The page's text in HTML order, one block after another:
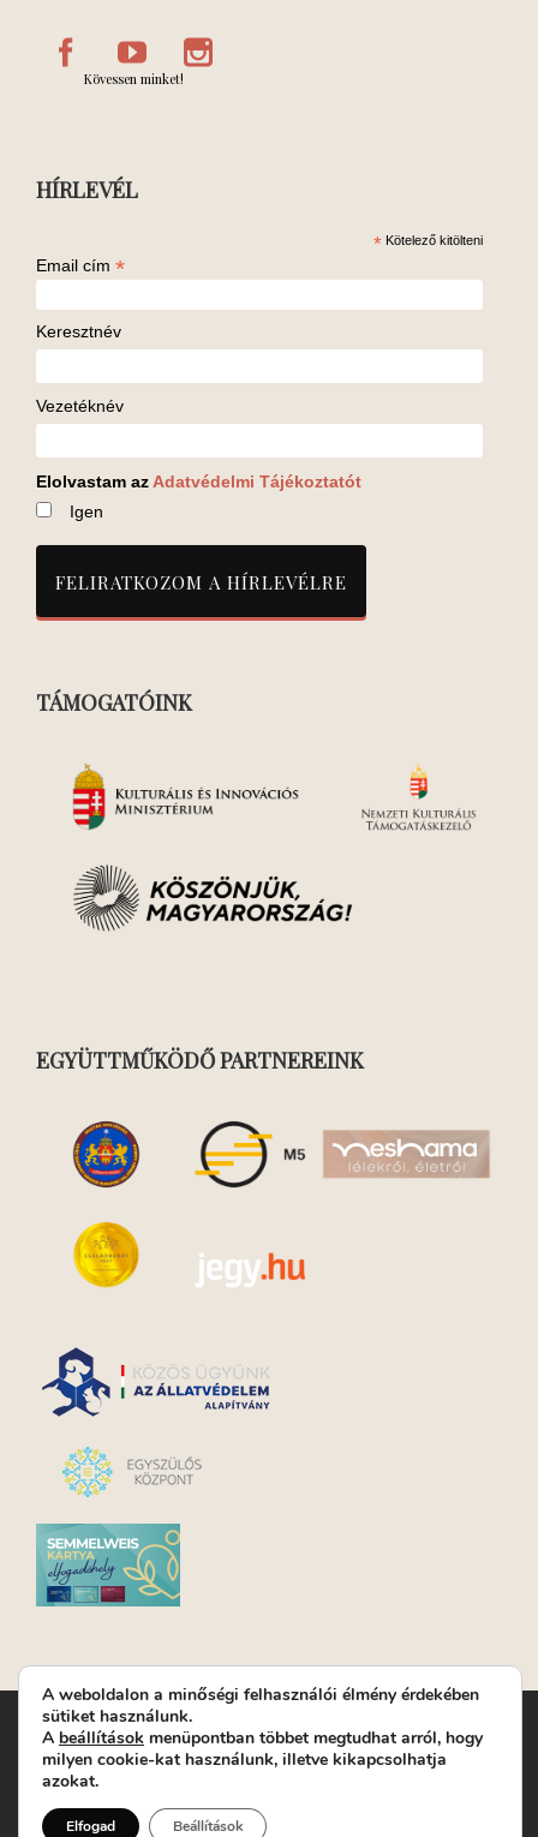
Kövessen minket!
HÍRLEVÉL
* Kötelező kitölteni
Email cím *
Keresztnév
Vezetéknév
Elolvastam az Adatvédelmi Tájékoztatót
Igen
TÁMOGATÓINK
EGYÜTTMŰKÖDŐ PARTNEREINK
Turay Ida Színház Közhasznú Nonprofit Kft. | Működési
helyszín: Turay Ida Színház 1089 Budapest, Kálvária tér 6. |
Levelezési cím: 1089 Budapest, Kálvária tér 14. | Titkárság:
Jegyrendelés: +36-70/607-2620
A weboldalon a minőségi felhasználói élmény érdekében
sütiket használunk.
A beállítások menüpontban többet megtudhat arról, hogy
milyen cookie-kat használunk, illetve kikapcsolhatja
azokat.
Elfogad Beállítások